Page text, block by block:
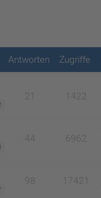
Antworten Zugriffe
21 1422
44 6962
98 17421